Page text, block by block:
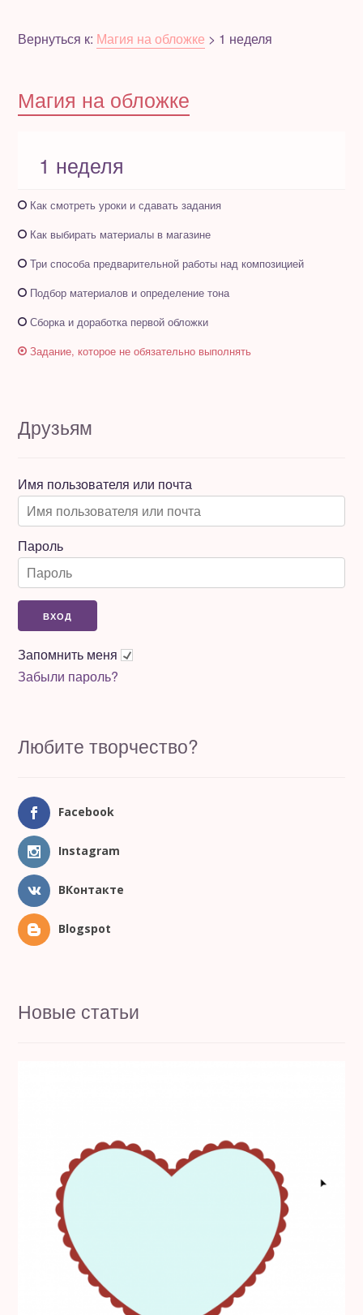
Полезное бесплатно
Порция вдохновения
Вернуться к: Магия на обложке > 1 неделя
Магия на обложке
1 неделя
Как смотреть уроки и сдавать задания
Как выбирать материалы в магазине
Три способа предварительной работы над композицией
Подбор материалов и определение тона
Сборка и доработка первой обложки
Задание, которое не обязательно выполнять
Друзьям
Имя пользователя или почта
Пароль
Запомнить меня
Забыли пароль?
Любите творчество?
Facebook
Instagram
ВКонтакте
Blogspot
Новые статьи